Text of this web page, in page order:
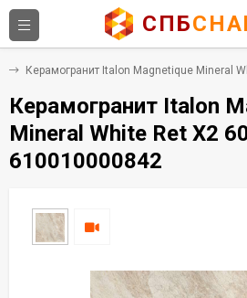
СПБ
Керамогранит Italon Magnetique Mineral
Керамогранит Italon
Mineral White Ret X2
610010000842